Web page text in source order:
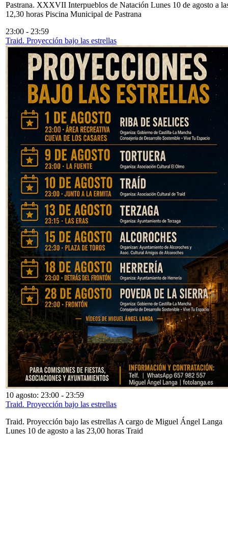
Pastrana. XXXVII Interpueblos de Natación Lunes 10 de agosto a
12,30 horas Piscina Municipal de Pastrana
23:00 - 23:59
Traid. Proyección bajo las estrellas
10 agosto: 23:00 - 23:59
Traid. Proyección bajo las estrellas
Traid. Proyección bajo las estrellas A cargo de Miguel Ángel Langa
Lunes 10 de agosto a las 23,00 horas Traid